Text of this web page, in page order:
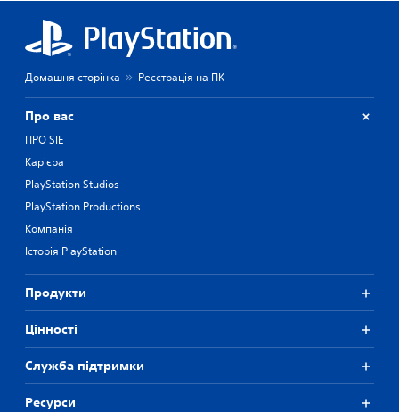
Домашня сторінка Реєстрація на ПК
Про вас
ПРО SIE
Кар'єра
PlayStation Studios
PlayStation Productions
Компанія
Історія PlayStation
Продукти
Цiнностi
Служба підтримки
Ресурси